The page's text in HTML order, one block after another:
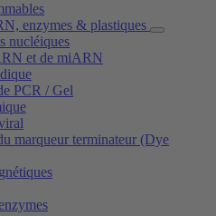
enzymes & plastiques
nucléiques
et de miARN
PCR / Gel
marqueur terminateur (Dye